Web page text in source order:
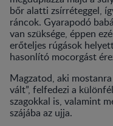
bőr alatti zsírréteggel,
ráncok. Gyarapodó
van szüksége, éppen
erőteljes rúgások
hasonlító mocorgást
Magzatod, aki
vált”, felfedezi a
szagokkal is, valamint
szájába az ujja.